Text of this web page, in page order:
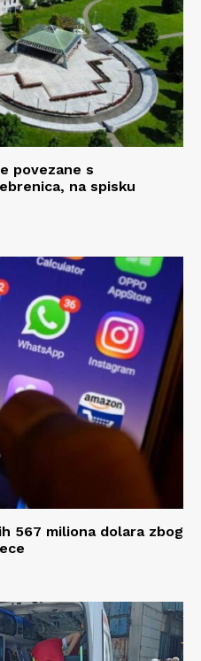
povezane s
na spisku
567 miliona dolara zbog